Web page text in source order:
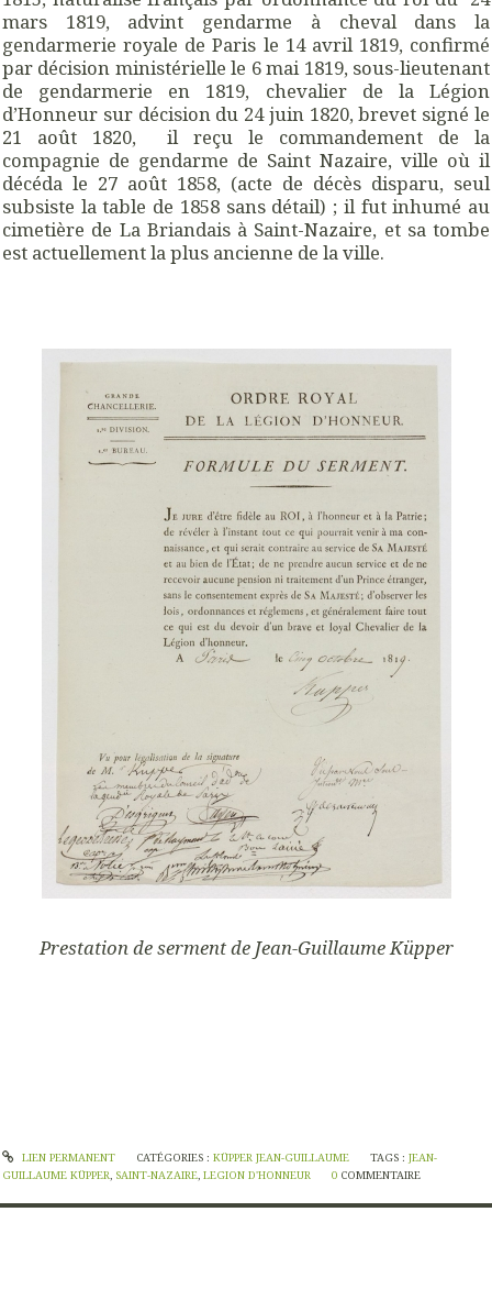
mars 1819, advint gendarme à cheval dans la
gendarmerie royale de Paris le 14 avril 1819, confirmé
par décision ministérielle le 6 mai 1819, sous-lieutenant
de gendarmerie en 1819, chevalier de la Légion
d’Honneur sur décision du 24 juin 1820, brevet signé le
21 août 1820, il reçu le commandement de la
compagnie de gendarme de Saint Nazaire, ville où il
décéda le 27 août 1858, (acte de décès disparu, seul
subsiste la table de 1858 sans détail) ; il fut inhumé au
cimetière de La Briandais à Saint-Nazaire, et sa tombe
est actuellement la plus ancienne de la ville.
Prestation de serment de Jean-Guillaume Küpper
LIEN PERMANENT CATÉGORIES : KÜPPER JEAN-GUILLAUME TAGS :JEAN-
GUILLAUME KÜPPER, SAINT-NAZAIRE, LEGION D'HONNEUR 0 COMMENTAIRE